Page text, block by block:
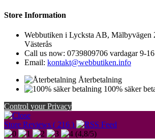
Store Information
Webbutiken i Lycksta AB, Mälbyvägen
Västerås
Call us now: 0739809706 vardagar 9-16
Email: kontakt@webbutiken.info
Återbetalning
100% säker
Control your Privacy
Store Reviews ( 216 )
(4,8/5)